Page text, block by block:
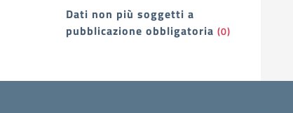
Dati non più soggetti a
pubblicazione obbligatoria (0)